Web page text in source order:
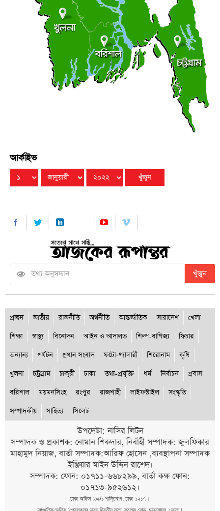
পীরগঞ্জে খাল খননের অব্যায়িত সাড়ে ১২ লাখ টাকা সরকারি
কোষাগারে ফেরত
বুধবার ● ৫ আগস্ট ২০২৬
পীরগঞ্জে টাঙ্গন নদীর ভাঙ্গন রক্ষা কাজ উদ্বোধন
বুধবার ● ৫ আগস্ট ২০২৬
পটুয়াখালীতে পালিত হলো জুলাই গণঅভ্যুত্থান দিবস, শহীদ
আর্কাইভ
খুঁজুন
প্রচ্ছদ জাতীয় রাজনীতি অর্থনীতি আন্তর্জাতিক সারাদেশ
খেলা
শিক্ষা
স্বাস্থ্য বিনোদন আইন ও আদালত শিল্প-বাণিজ্য
ফিচার
অন্যান্য
পর্যটন প্রধান সংবাদ ফটো-গ্যালারী শিরোনাম
কৃষি
খুলনা
চট্রগ্রাম চাকুরী ঢাকা তথ্য-প্রযুক্তি ধর্ম নির্বাচন
প্রবাস
বরিশাল
ময়মনসিংহ রংপুর রাজশাহী লাইফস্টাইল
সংস্কৃতি
সম্পাদকীয়
সাহিত্য সিলেট
উপদেষ্টা: নাসির লিটন
সম্পাদক ও প্রকাশক: নোমান শিকদার, নির্বাহী সম্পাদক: জুলফিকার
মাহামুদ নিয়াজ, বার্তা সম্পাদক:আরিফ হোসেন ,ব্যবস্থাপনা সম্পাদক
ইঞ্জিয়ার মাইন উদ্দিন রাশেদ।
সম্পাদক: ফোন: ০১৭১১-৬৬৮২৯৯, বার্তা কক্ষ ফোন:
০১৭১৩-৯৫২৬১২।
ঢাকা অফিস :৩৯/১ শান্তিবাগ, ঢাকা-১২১৭।